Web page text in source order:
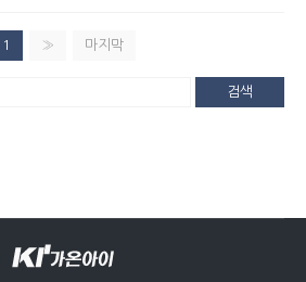
1 » 마지막
검색